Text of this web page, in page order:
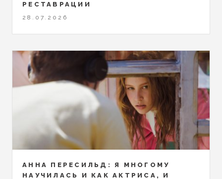
РЕСТАВРАЦИИ
28.07.2026
АННА ПЕРЕСИЛЬД: Я МНОГОМУ
НАУЧИЛАСЬ И КАК АКТРИСА, И